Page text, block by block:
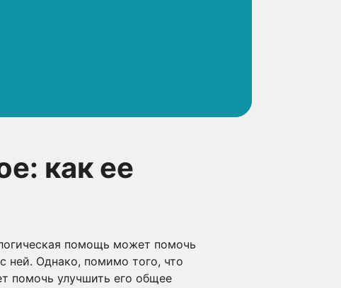
как ее
помощь может помочь
ней. Однако, помимо того, что
помочь улучшить его общее